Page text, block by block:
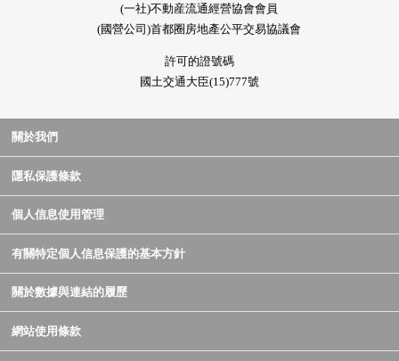
(一社)不動産流通經營協會會員
(國營公司)首都圈房地產公平交易協議會
許可的證號碼
國土交通大臣(15)777號
關於我們
隱私保護條款
個人信息使用管理
有關特定個人信息保護的基本方針
關於數據與連結的履歷
網站使用條款